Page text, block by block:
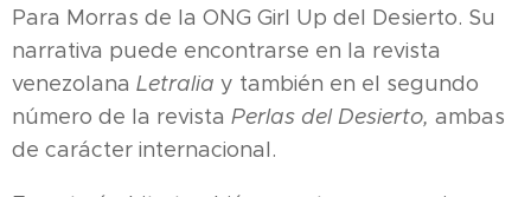
Para Morras de la ONG Girl Up del Desierto. Su
narrativa puede encontrarse en la revista
venezolana Letralia y también en el segundo
número de la revista Perlas del Desierto, ambas
de carácter internacional.